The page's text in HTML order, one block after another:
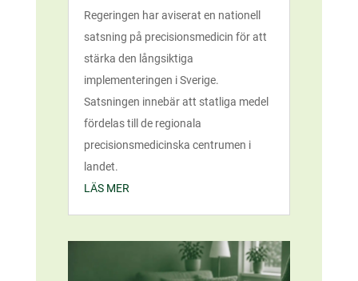
Regeringen har aviserat en nationell
satsning på precisionsmedicin för att
stärka den långsiktiga
implementeringen i Sverige.
Satsningen innebär att statliga medel
fördelas till de regionala
precisionsmedicinska centrumen i
landet.
LÄS MER